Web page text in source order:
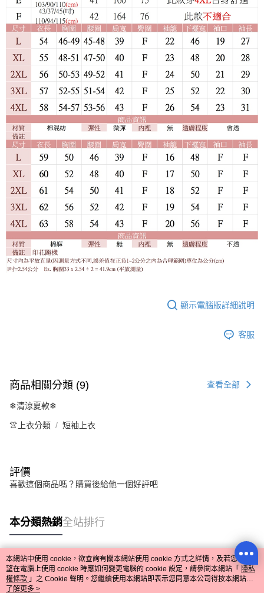
顯示電腦版詳細說明
客服
商品相關分類 (9) 查看全部
❄清涼夏款❄
👚上衣分類 短袖上衣
評價
喜歡這個商品嗎？購買後給他一個好評吧
本分類熱銷全站排行
熱門標籤
本網站中使用 cookie，欲查詢有關本網站使用 cookie 方式之詳情，及若您不希
望在電腦上使用 cookie 時應如何變更電腦的 cookie 設定，請參閱本網站「 隱私
權條款 」之 Cookie 聲明。您繼續使用本網站即表示您同意本公司得按本網站使
用條款之 Cookie 聲明使用 cookie。
了解更多 >